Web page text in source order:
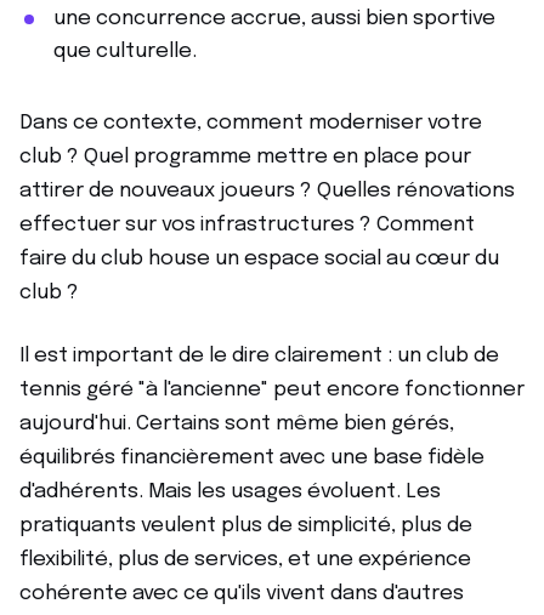
une concurrence accrue, aussi bien sportive
que culturelle.
Dans ce contexte, comment moderniser votre
club ? Quel programme mettre en place pour
attirer de nouveaux joueurs ? Quelles rénovations
effectuer sur vos infrastructures ? Comment
faire du club house un espace social au cœur du
club ?
Il est important de le dire clairement : un club de
tennis géré "à l'ancienne" peut encore fonctionner
aujourd'hui. Certains sont même bien gérés,
équilibrés financièrement avec une base fidèle
d'adhérents. Mais les usages évoluent. Les
pratiquants veulent plus de simplicité, plus de
flexibilité, plus de services, et une expérience
cohérente avec ce qu'ils vivent dans d'autres